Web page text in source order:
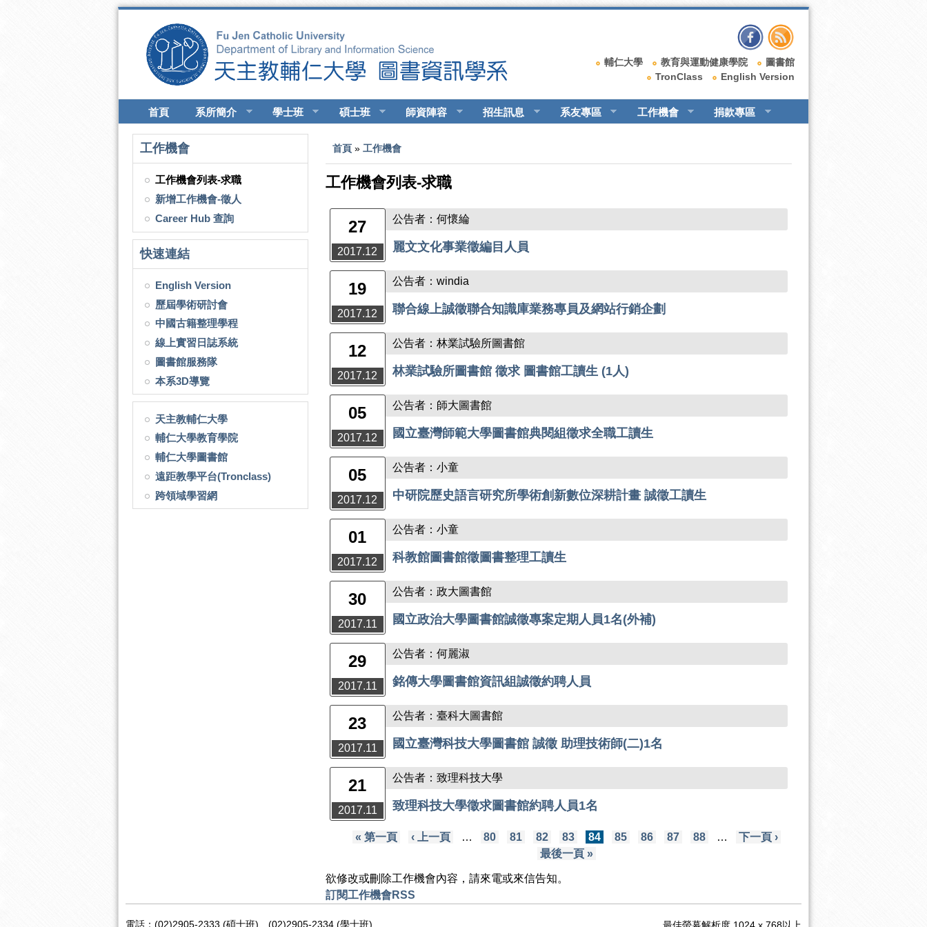
輔仁大學 教育與運動健康學院
圖書館
TronClass
English Version
首頁 系所簡介 學士班 碩士班 師資陣容 招生訊息 系友專區 工作機會 捐款專區
工作機會
工作機會列表-求職
新增工作機會-徵人
Career Hub 查詢
快速連結
English Version
歷屆學術研討會
中國古籍整理學程
線上實習日誌系統
圖書館服務隊
本系3D導覽
天主教輔仁大學
輔仁大學教育學院
輔仁大學圖書館
遠距教學平台(Tronclass)
跨領域學習網
您在這裡
首頁» 工作機會
工作機會列表-求職
27
2017.12
公告者：何懷綸
麗文文化事業徵編目人員
19
2017.12
公告者：windia
聯合線上誠徵聯合知識庫業務專員及網站行銷企劃
12
2017.12
公告者：林業試驗所圖書館
林業試驗所圖書館 徵求 圖書館工讀生 (1人)
05
2017.12
公告者：師大圖書館
國立臺灣師範大學圖書館典閱組徵求全職工讀生
05
2017.12
公告者：小童
中研院歷史語言研究所學術創新數位深耕計畫 誠徵工讀生
01
2017.12
公告者：小童
科教館圖書館徵圖書整理工讀生
30
2017.11
公告者：政大圖書館
國立政治大學圖書館誠徵專案定期人員1名(外補)
29
2017.11
公告者：何麗淑
銘傳大學圖書館資訊組誠徵約聘人員
23
2017.11
公告者：臺科大圖書館
國立臺灣科技大學圖書館 誠徵 助理技術師(二)1名
21
2017.11
公告者：致理科技大學
致理科技大學徵求圖書館約聘人員1名
« 第一頁 ‹ 上一頁 … 80 81 82 83 84 85 86 87 88 …
下一頁 ›
最後一頁 »
欲修改或刪除工作機會內容，請來電或來信告知。
訂閱工作機會RSS
電話：(02)2905-2333 (碩士班)、(02)2905-2334 (學士班)